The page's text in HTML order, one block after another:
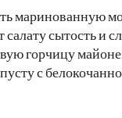
маринованную
сытость и
горчицу
с